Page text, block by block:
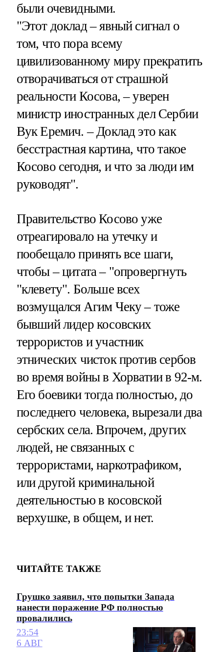
были очевидными.
"Этот доклад – явный сигнал о
том, что пора всему
цивилизованному миру прекратить
отворачиваться от страшной
реальности Косова, – уверен
министр иностранных дел Сербии
Вук Еремич. – Доклад это как
бесстрастная картина, что такое
Косово сегодня, и что за люди им
руководят".
Правительство Косово уже
отреагировало на утечку и
пообещало принять все шаги,
чтобы – цитата – "опровергнуть
"клевету". Больше всех
возмущался Агим Чеку – тоже
бывший лидер косовских
террористов и участник
этнических чисток против сербов
во время войны в Хорватии в 92-м.
Его боевики тогда полностью, до
последнего человека, вырезали два
сербских села. Впрочем, других
людей, не связанных с
террористами, наркотрафиком,
или другой криминальной
деятельностью в косовской
верхушке, в общем, и нет.
ЧИТАЙТЕ ТАКЖЕ
Грушко заявил, что попытки Запада
нанести поражение РФ полностью
провалились
23:54
6 АВГ